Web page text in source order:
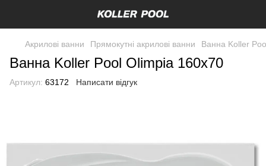
Акрилові ванни Прямокутні акрилові ванни Ванна Koller
Ванна Koller Pool Olimpia 160x70
Артикул: 63172 Написати відгук